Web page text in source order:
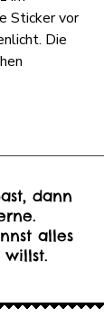
Sticker vor
Die
dann
alles